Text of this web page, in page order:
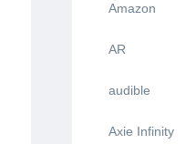
Amazon
AR
audible
Axie Infinity